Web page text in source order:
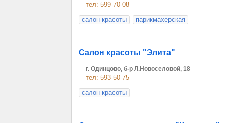
тел: 599-70-08
салон красоты
парикмахерская
Салон красоты "Элита"
г. Одинцово, б-р Л.Новоселовой, 18
тел: 593-50-75
салон красоты